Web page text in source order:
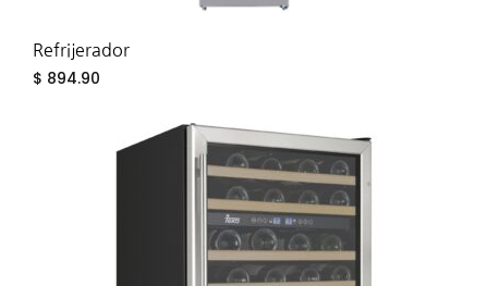
Refrijerador
$ 894.90